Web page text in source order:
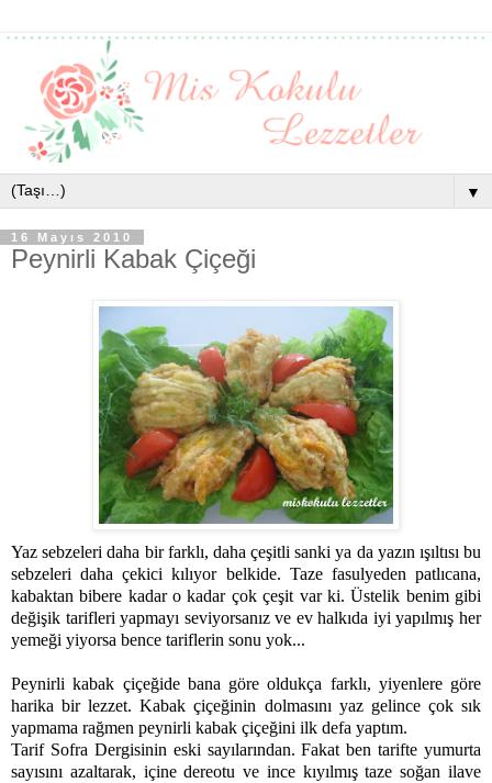
▼
16 Mayıs 2010
Peynirli Kabak Çiçeği
Yaz sebzeleri daha bir farklı, daha çeşitli sanki ya da yazın ışıltısı bu
sebzeleri daha çekici kılıyor belkide. Taze fasulyeden patlıcana,
kabaktan bibere kadar o kadar çok çeşit var ki. Üstelik benim gibi
değişik tarifleri yapmayı seviyorsanız ve ev halkıda iyi yapılmış her
yemeği yiyorsa bence tariflerin sonu yok...
Peynirli kabak çiçeğide bana göre oldukça farklı, yiyenlere göre
harika bir lezzet. Kabak çiçeğinin dolmasını yaz gelince çok sık
yapmama rağmen peynirli kabak çiçeğini ilk defa yaptım.
Tarif Sofra Dergisinin eski sayılarından. Fakat ben tarifte yumurta
sayısını azaltarak, içine dereotu ve ince kıyılmış taze soğan ilave